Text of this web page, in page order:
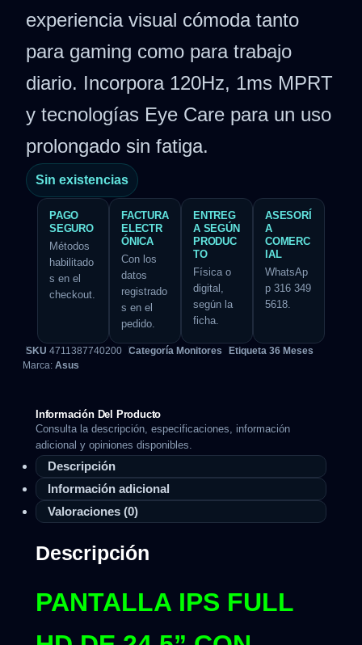
experiencia visual cómoda tanto
para gaming como para trabajo
diario. Incorpora 120Hz, 1ms MPRT
y tecnologías Eye Care para un uso
prolongado sin fatiga.
Sin existencias
PAGO
SEGURO
Métodos
habilitado
s en el
checkout.
FACTURA
ELECTR
ÓNICA
Con los
datos
registrado
s en el
pedido.
ENTREG
A SEGÚN
PRODUC
TO
Física o
digital,
según la
ficha.
ASESORÍ
A
COMERC
IAL
WhatsAp
p 316 349
5618.
SKU 4711387740200 Categoría Monitores Etiqueta 36 Meses
Marca: Asus
Información Del Producto
Consulta la descripción, especificaciones, información
adicional y opiniones disponibles.
Descripción
Información adicional
Valoraciones (0)
Descripción
PANTALLA IPS FULL